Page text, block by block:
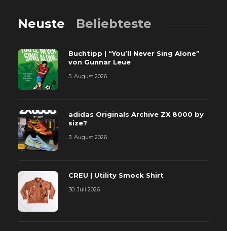
Neuste Beliebteste
Buchtipp | “You’ll Never Sing Alone”
von Gunnar Leue
5. August 2026
adidas Originals Archive ZX 8000 by
size?
3. August 2026
CREU | Utility Smock Shirt
30. Juli 2026